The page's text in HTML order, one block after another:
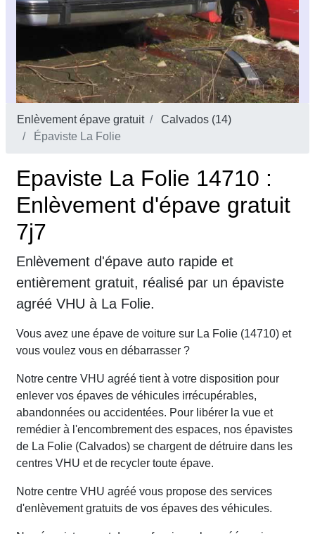
Enlèvement épave gratuit
Calvados (14)
Épaviste La Folie
Epaviste La Folie 14710 :
Enlèvement d'épave gratuit
7j7
Enlèvement d'épave auto rapide et
entièrement gratuit, réalisé par un épaviste
agréé VHU à La Folie.
Vous avez une épave de voiture sur La Folie (14710) et
vous voulez vous en débarrasser ?
Notre centre VHU agréé tient à votre disposition pour
enlever vos épaves de véhicules irrécupérables,
abandonnées ou accidentées. Pour libérer la vue et
remédier à l'encombrement des espaces, nos épavistes
de La Folie (Calvados) se chargent de détruire dans les
centres VHU et de recycler toute épave.
Notre centre VHU agréé vous propose des services
d'enlèvement gratuits de vos épaves des véhicules.